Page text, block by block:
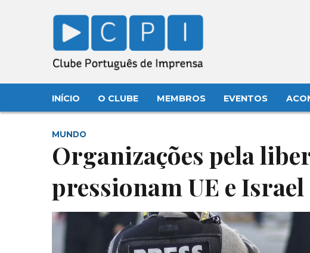
INÍCIO O CLUBE MEMBROS EVENTOS
MUNDO
Organizações pela
pressionam UE e Israel